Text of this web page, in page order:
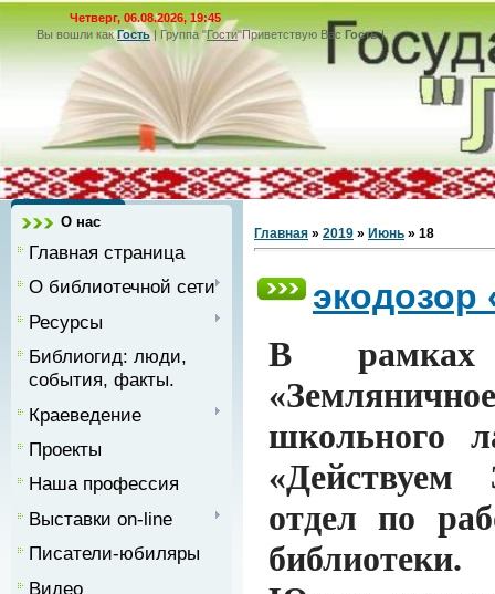
Четверг, 06.08.2026, 19:45
Вы вошли как Гость|Группа"Гости"Приветствую Вас Гость|
О нас
Главная страница
О библиотечной сети
Ресурсы
Библиогид: люди,
события, факты.
Краеведение
Проекты
Наша профессия
Выставки on-line
Писатели-юбиляры
Видео
Главная » 2019 » Июнь » 18
экодозор
В рамках
школьного
«Действуем
отдел по
библиотеки.